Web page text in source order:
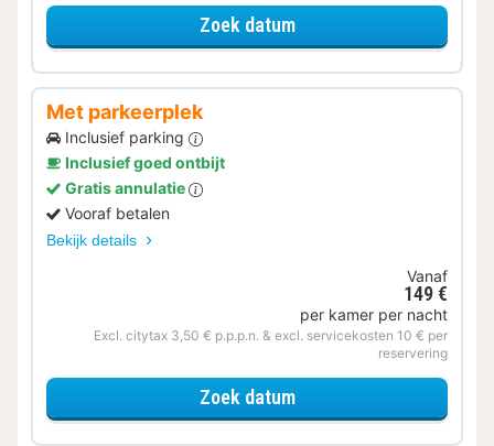
Zoek datumvoor Voordeel Special
Met parkeerplek
Inclusief parking
Inclusief goed ontbijt
Gratis annulatie
Vooraf betalen
Bekijk details
Vanaf
149 €
per kamer per nacht
Excl. citytax 3,50 € p.p.p.n. & excl. servicekosten 10 € per
reservering
Zoek datumvoor Met parkeerplek